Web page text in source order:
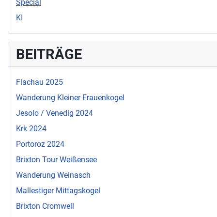
Special
KI
BEITRÄGE
Flachau 2025
Wanderung Kleiner Frauenkogel
Jesolo / Venedig 2024
Krk 2024
Portoroz 2024
Brixton Tour Weißensee
Wanderung Weinasch
Mallestiger Mittagskogel
Brixton Cromwell